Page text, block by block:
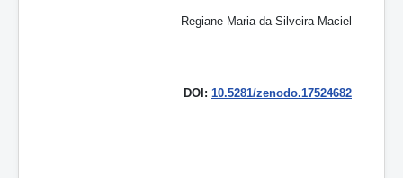
Regiane Maria da Silveira Maciel
DOI: 10.5281/zenodo.17524682